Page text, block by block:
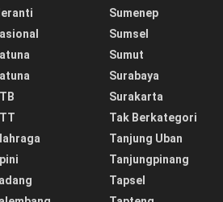
Sumenep
Sumsel
Sumut
Surabaya
Surakarta
Tak Berkategori
Tanjung Uban
Tanjungpinang
Tapsel